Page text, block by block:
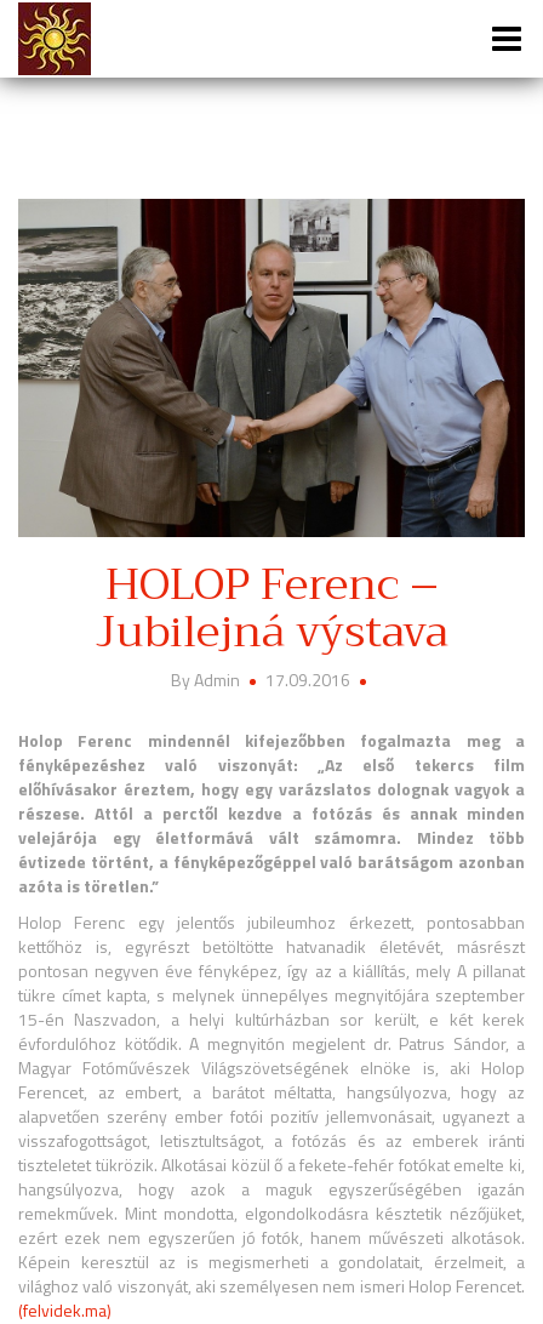
HOLOP Ferenc –
Jubilejná výstava
By Admin 17.09.2016
Holop Ferenc mindennél kifejezőbben fogalmazta meg a
fényképezéshez való viszonyát: „Az első tekercs film
előhívásakor éreztem, hogy egy varázslatos dolognak vagyok a
részese. Attól a perctől kezdve a fotózás és annak minden
velejárója egy életformává vált számomra. Mindez több
évtizede történt, a fényképezőgéppel való barátságom azonban
azóta is töretlen.”
Holop Ferenc egy jelentős jubileumhoz érkezett, pontosabban
kettőhöz is, egyrészt betöltötte hatvanadik életévét, másrészt
pontosan negyven éve fényképez, így az a kiállítás, mely A pillanat
tükre címet kapta, s melynek ünnepélyes megnyitójára szeptember
15-én Naszvadon, a helyi kultúrházban sor került, e két kerek
évfordulóhoz kötődik. A megnyitón megjelent dr. Patrus Sándor, a
Magyar Fotóművészek Világszövetségének elnöke is, aki Holop
Ferencet, az embert, a barátot méltatta, hangsúlyozva, hogy az
alapvetően szerény ember fotói pozitív jellemvonásait, ugyanezt a
visszafogottságot, letisztultságot, a fotózás és az emberek iránti
tiszteletet tükrözik. Alkotásai közül ő a fekete-fehér fotókat emelte ki,
hangsúlyozva, hogy azok a maguk egyszerűségében igazán
remekművek. Mint mondotta, elgondolkodásra késztetik nézőjüket,
ezért ezek nem egyszerűen jó fotók, hanem művészeti alkotások.
Képein keresztül az is megismerheti a gondolatait, érzelmeit, a
világhoz való viszonyát, aki személyesen nem ismeri Holop Ferencet.
(felvidek.ma)